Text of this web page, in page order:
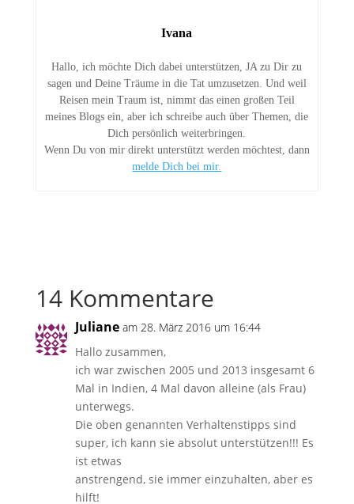
Ivana
Hallo, ich möchte Dich dabei unterstützen, JA zu Dir zu
sagen und Deine Träume in die Tat umzusetzen. Und weil
Reisen mein Traum ist, nimmt das einen großen Teil
meines Blogs ein, aber ich schreibe auch über Themen, die
Dich persönlich weiterbringen.
Wenn Du von mir direkt unterstützt werden möchtest, dann
melde Dich bei mir.
14 Kommentare
Juliane am 28. März 2016 um 16:44
Hallo zusammen,
ich war zwischen 2005 und 2013 insgesamt 6
Mal in Indien, 4 Mal davon alleine (als Frau)
unterwegs.
Die oben genannten Verhaltenstipps sind
super, ich kann sie absolut unterstützen!!! Es
ist etwas
anstrengend, sie immer einzuhalten, aber es
hilft!